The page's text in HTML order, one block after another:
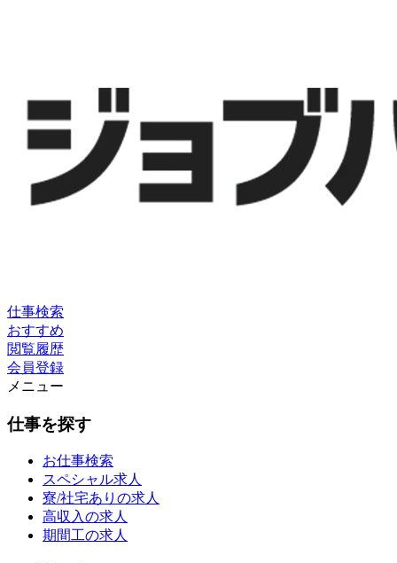
仕事検索
おすすめ
閲覧履歴
会員登録
メニュー
仕事を探す
お仕事検索
スペシャル求人
寮/社宅ありの求人
高収入の求人
期間工の求人